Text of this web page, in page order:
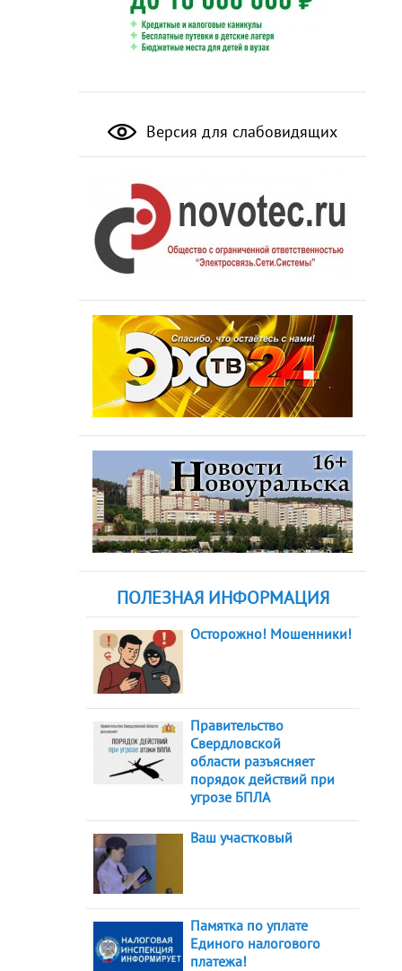
Версия для слабовидящих
ПОЛЕЗНАЯ ИНФОРМАЦИЯ
Осторожно! Мошенники!
Правительство
Свердловской
области разъясняет
порядок действий при
угрозе БПЛА
Ваш участковый
Памятка по уплате
Единого налогового
платежа!